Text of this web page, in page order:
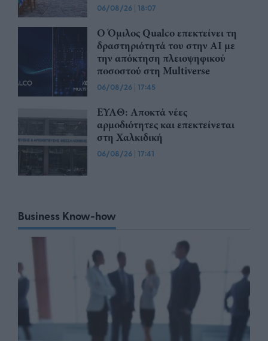
06/08/26 | 18:07
Ο Όμιλος Qualco επεκτείνει τη
δραστηριότητά του στην ΑΙ με
την απόκτηση πλειοψηφικού
ποσοστού στη Multiverse
06/08/26 | 17:45
ΕΥΑΘ: Αποκτά νέες
αρμοδιότητες και επεκτείνεται
στη Χαλκιδική
06/08/26 | 17:41
Business Know-how